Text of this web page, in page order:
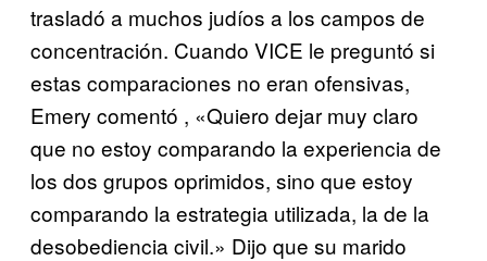
trasladó a muchos judíos a los campos de
concentración. Cuando VICE le preguntó si
estas comparaciones no eran ofensivas,
Emery comentó , «Quiero dejar muy claro
que no estoy comparando la experiencia de
los dos grupos oprimidos, sino que estoy
comparando la estrategia utilizada, la de la
desobediencia civil.» Dijo que su marido